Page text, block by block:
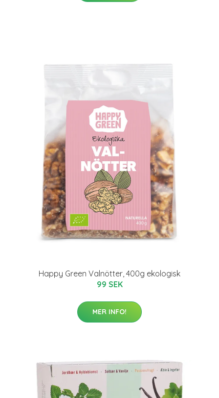
Happy Green Valnötter, 400g ekologisk
99 SEK
MER INFO!